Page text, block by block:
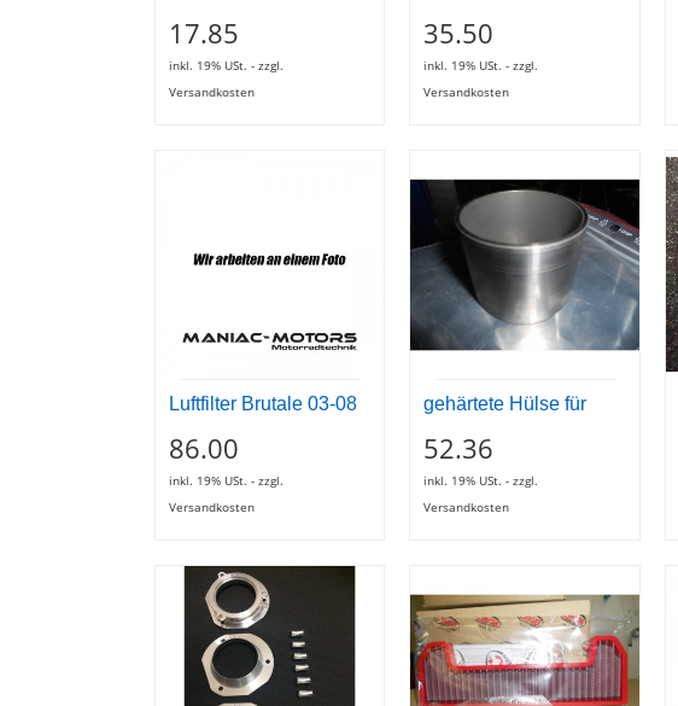
17.85
inkl. 19% USt. - zzgl.
Versandkosten
35.50
inkl. 19% USt. - zzgl.
Versandkosten
Luftfilter Brutale 03-08
86.00
inkl. 19% USt. - zzgl.
Versandkosten
gehärtete Hülse für
52.36
inkl. 19% USt. - zzgl.
Versandkosten